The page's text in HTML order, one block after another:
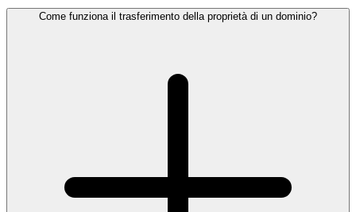
Come funziona il trasferimento della proprietà di un dominio?